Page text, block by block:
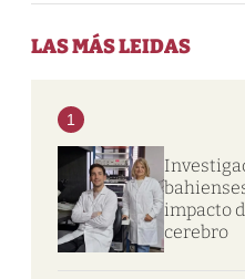
LAS MÁS LEIDAS
1
impacto
cerebro